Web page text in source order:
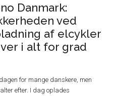
Danmark:
ved
af elcykler
i alt for grad
for mange danskere, men
efter. I dag oplades